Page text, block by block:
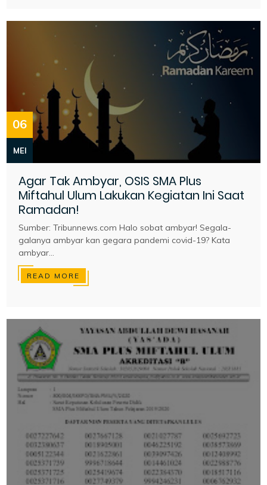
06
MEI
Agar Tak Ambyar, OSIS SMA Plus
Miftahul Ulum Lakukan Kegiatan Ini Saat
Ramadan!
Sumber: Tribunnews.com Halo sobat ambyar! Segala-
galanya ambyar kan gegara pandemi covid-19? Kata
ambyar...
READ MORE